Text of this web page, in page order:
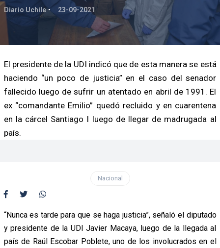
Diario Uchile 23-09-2021
El presidente de la UDI indicó que de esta manera se está
haciendo “un poco de justicia” en el caso del senador
fallecido luego de sufrir un atentado en abril de 1991. El
ex “comandante Emilio” quedó recluido y en cuarentena
en la cárcel Santiago I luego de llegar de madrugada al
país.
Nacional
“Nunca es tarde para que se haga justicia”, señaló el diputado
y presidente de la UDI Javier Macaya, luego de la llegada al
país de Raúl Escobar Poblete, uno de los involucrados en el